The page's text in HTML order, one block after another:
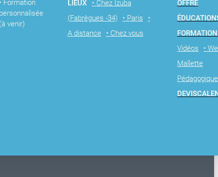
• Formation
personnalisée
(à venir)
LIEUX
• Chez Izuba
(Fabrègues -34)
• Paris
•
A distance
• Chez vous
OFFRE
ÉDUCATION
FORMATION
Vidéos
•
Mallette
Pédagogique
DEVIS